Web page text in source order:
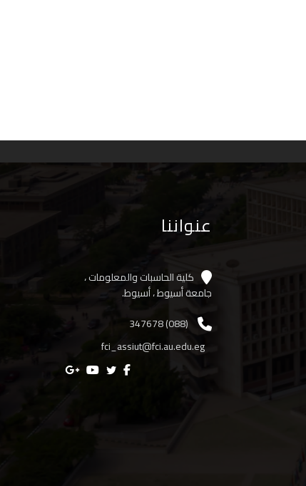
عنواننا
كلية الحاسبات والمعلومات ،
جامعة أسيوط ، أسيوط.
(088) 347678
fci_assiut@fci.au.edu.eg